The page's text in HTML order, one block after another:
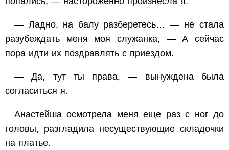
— Ладно, на балу разберетесь… — не стала
разубеждать меня моя служанка, — А сейчас
пора идти их поздравлять с приездом.
— Да, тут ты права, — вынуждена была
согласиться я.
Анастейша осмотрела меня еще раз с ног до
головы, разгладила несуществующие складочки
на платье.